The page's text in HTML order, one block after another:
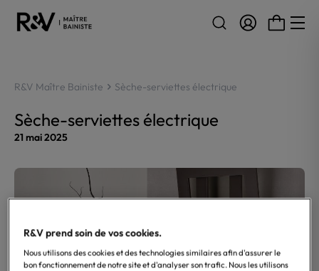
R&V Maître Bainiste Sèche-serviettes électrique
Sèche-serviettes électrique
21 mai 2025
R&V prend soin de vos cookies.
Nous utilisons des cookies et des technologies similaires afin d'assurer le
bon fonctionnement de notre site et d'analyser son trafic. Nous les utilisons